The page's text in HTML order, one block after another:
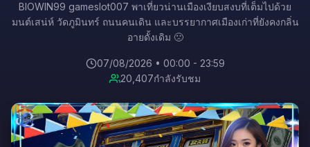
BIOWIN99 gameslot007 พาเที่ยวน่านเมืองเงียบสงบที่เต็มไปด้วย
มนต์เสน่ห์ วัดภูมินทร์ ถนนคนเดิน และบรรยากาศเมืองเก่าที่ยังคงกลิ่น
อายดั้งเดิม 🙁
07/08/2026 • 00:00 - 23:59
20,407กำลังรับชม